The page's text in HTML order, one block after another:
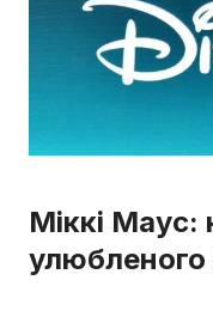
Міккі Маус:
улюбленого